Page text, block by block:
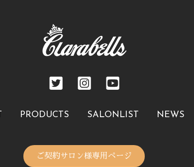
PRODUCTS SALONLIST NEWS
ご契約サロン様専用ページ